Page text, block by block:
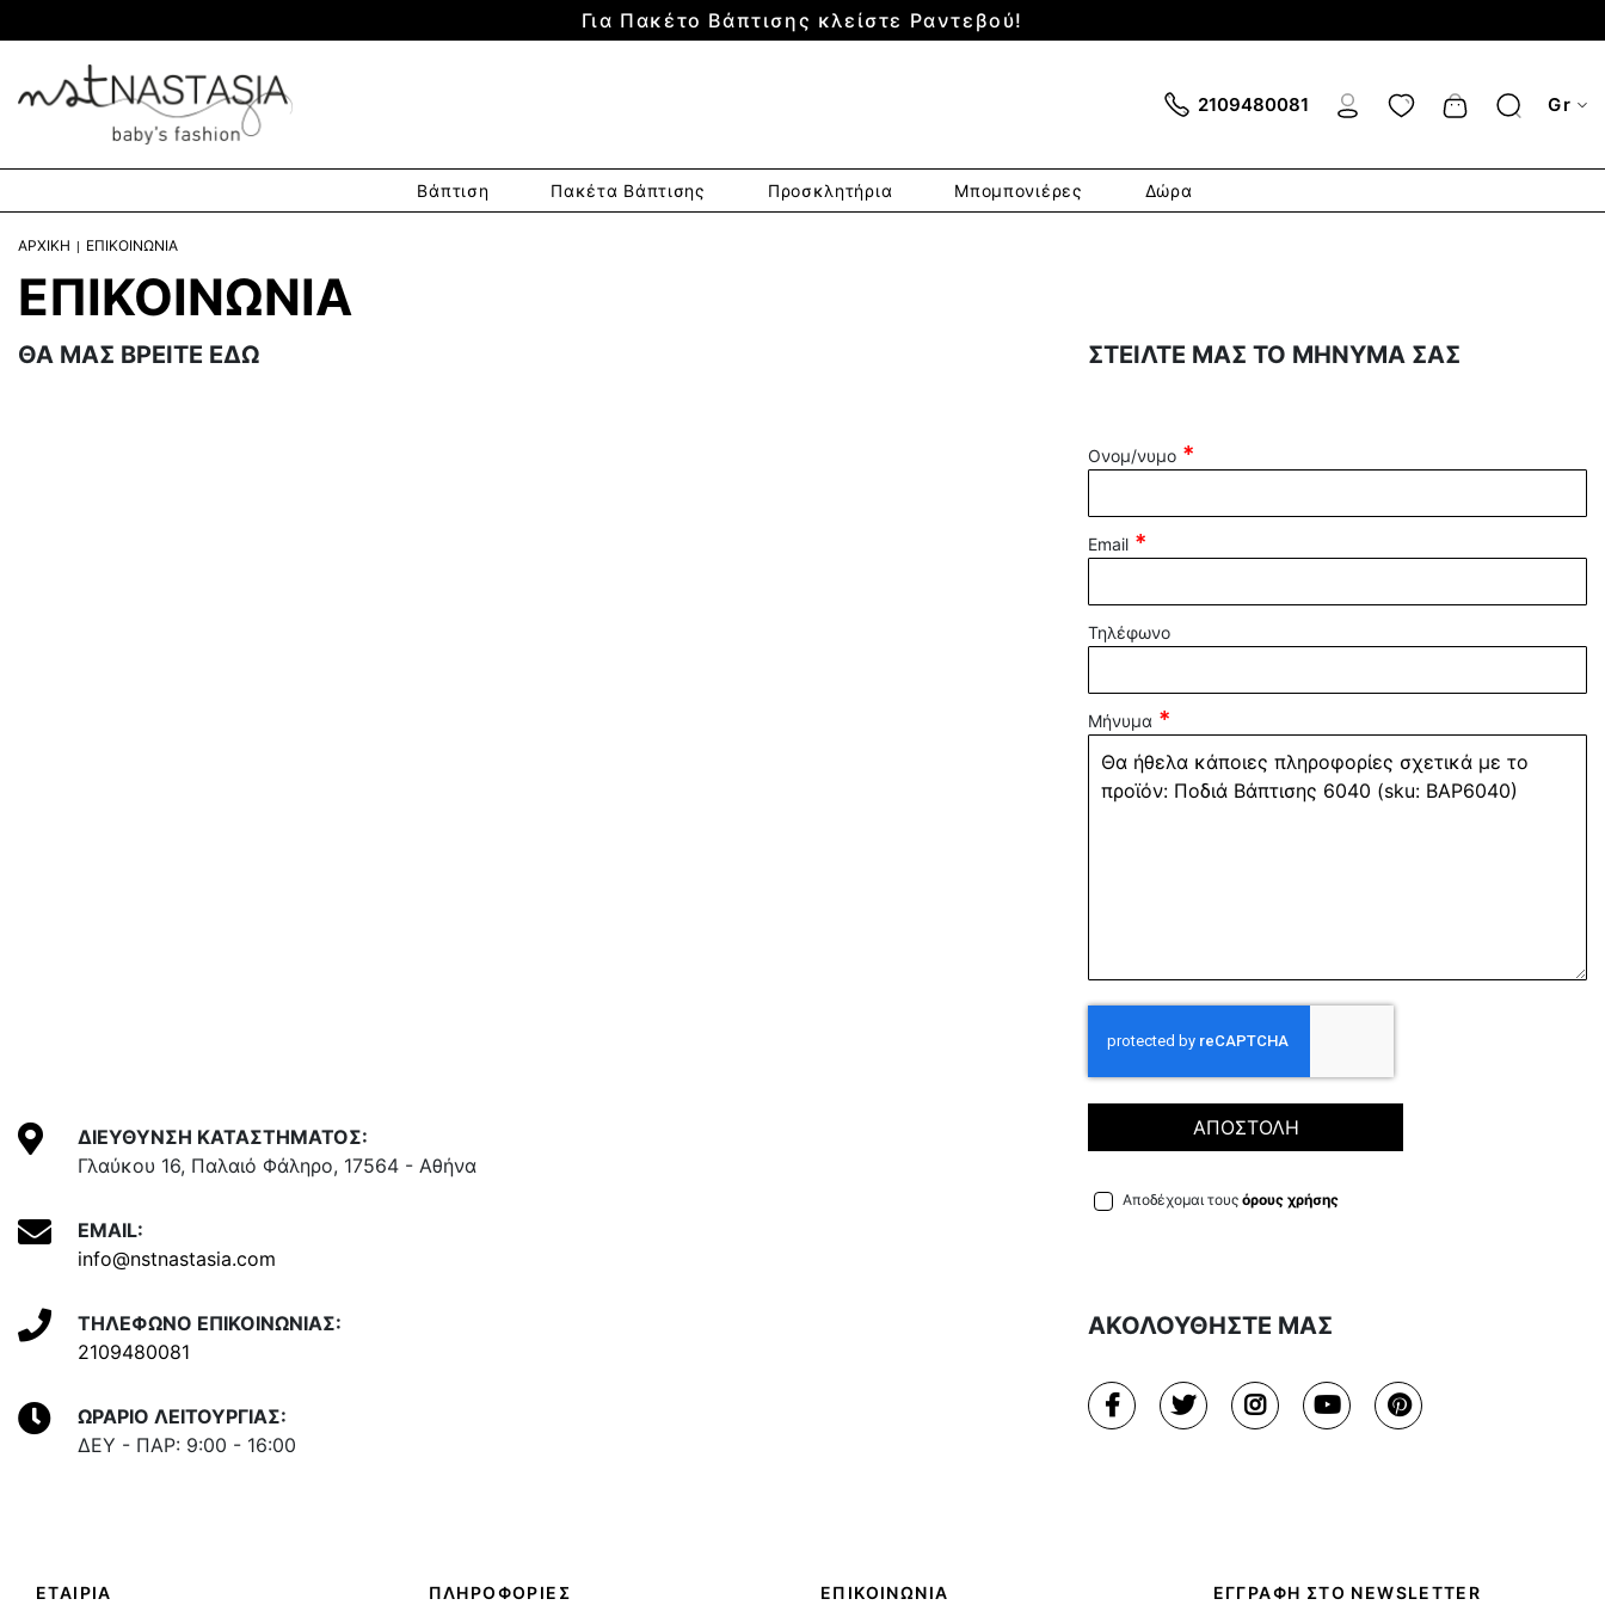
Για Πακέτο Βάπτισης κλείστε Ραντεβού!
2109480081 Cart Gr
Βάπτιση Πακέτα Βάπτισης Προσκλητήρια Μπομπονιέρες Δώρα
ΑΡΧΙΚΗ ΕΠΙΚΟΙΝΩΝΙΑ
ΕΠΙΚΟΙΝΩΝΙΑ
ΘΑ ΜΑΣ ΒΡΕΙΤΕ ΕΔΩ
ΔΙΕΥΘΥΝΣΗ ΚΑΤΑΣΤΗΜΑΤΟΣ:
Γλαύκου 16, Παλαιό Φάληρο, 17564 - Αθήνα
EMAIL:
info@nstnastasia.com
ΤΗΛΕΦΩΝΟ ΕΠΙΚΟΙΝΩΝΙΑΣ:
2109480081
ΩΡΑΡΙΟ ΛΕΙΤΟΥΡΓΙΑΣ:
ΔΕΥ - ΠΑΡ: 9:00 - 16:00
ΣΤΕΙΛΤΕ ΜΑΣ ΤΟ ΜΗΝΥΜΑ ΣΑΣ
Ονομ/νυμο
Email
Τηλέφωνο
Μήνυμα
ΑΠΟΣΤΟΛΗ
Αποδέχομαι τους όρους χρήσης
ΑΚΟΛΟΥΘΗΣΤΕ ΜΑΣ
ΕΤΑΙΡΙΑ ΠΛΗΡΟΦΟΡΙΕΣ ΕΠΙΚΟΙΝΩΝΙΑ ΕΓΓΡΑΦΗ ΣΤΟ NEWSLETTER